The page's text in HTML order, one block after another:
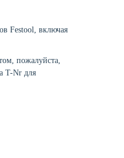
Festool, включая
пожалуйста,
T-Nr для